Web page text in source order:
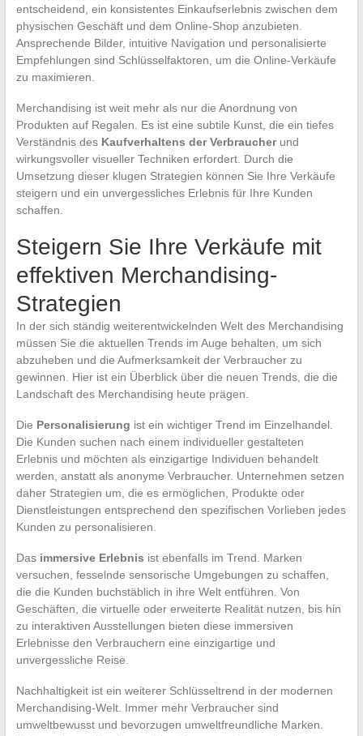
entscheidend, ein konsistentes Einkaufserlebnis zwischen dem
physischen Geschäft und dem Online-Shop anzubieten.
Ansprechende Bilder, intuitive Navigation und personalisierte
Empfehlungen sind Schlüsselfaktoren, um die Online-Verkäufe
zu maximieren.
Merchandising ist weit mehr als nur die Anordnung von
Produkten auf Regalen. Es ist eine subtile Kunst, die ein tiefes
Verständnis des Kaufverhaltens der Verbraucherund
wirkungsvoller visueller Techniken erfordert. Durch die
Umsetzung dieser klugen Strategien können Sie Ihre Verkäufe
steigern und ein unvergessliches Erlebnis für Ihre Kunden
schaffen.
Steigern Sie Ihre Verkäufe mit
effektiven Merchandising-
Strategien
In der sich ständig weiterentwickelnden Welt des Merchandising
müssen Sie die aktuellen Trends im Auge behalten, um sich
abzuheben und die Aufmerksamkeit der Verbraucher zu
gewinnen. Hier ist ein Überblick über die neuen Trends, die die
Landschaft des Merchandising heute prägen.
Die Personalisierung ist ein wichtiger Trend im Einzelhandel.
Die Kunden suchen nach einem individueller gestalteten
Erlebnis und möchten als einzigartige Individuen behandelt
werden, anstatt als anonyme Verbraucher. Unternehmen setzen
daher Strategien um, die es ermöglichen, Produkte oder
Dienstleistungen entsprechend den spezifischen Vorlieben jedes
Kunden zu personalisieren.
Das immersive Erlebnis ist ebenfalls im Trend. Marken
versuchen, fesselnde sensorische Umgebungen zu schaffen,
die die Kunden buchstäblich in ihre Welt entführen. Von
Geschäften, die virtuelle oder erweiterte Realität nutzen, bis hin
zu interaktiven Ausstellungen bieten diese immersiven
Erlebnisse den Verbrauchern eine einzigartige und
unvergessliche Reise.
Nachhaltigkeit ist ein weiterer Schlüsseltrend in der modernen
Merchandising-Welt. Immer mehr Verbraucher sind
umweltbewusst und bevorzugen umweltfreundliche Marken.